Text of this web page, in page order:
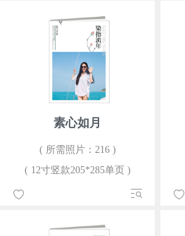
素心如月
( 所需照片：216 )
( 12寸竖款205*285单页 )